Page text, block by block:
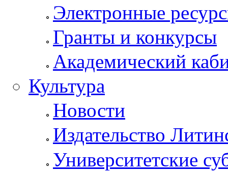
Электронные
Гранты и конкурсы
Академический
Культура
Новости
Издательство
Университетские